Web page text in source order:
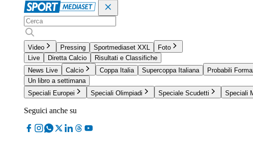
Video Pressing Sportmediaset XXL
Foto
Live
Diretta Calcio
Risultati e Classifiche
News Live
Calcio Coppa Italia Supercoppa Italiana Probabili
Un libro a settimana
Speciali Europei
Speciali Olimpiadi Speciale Scudetti Speciali
Seguici anche su